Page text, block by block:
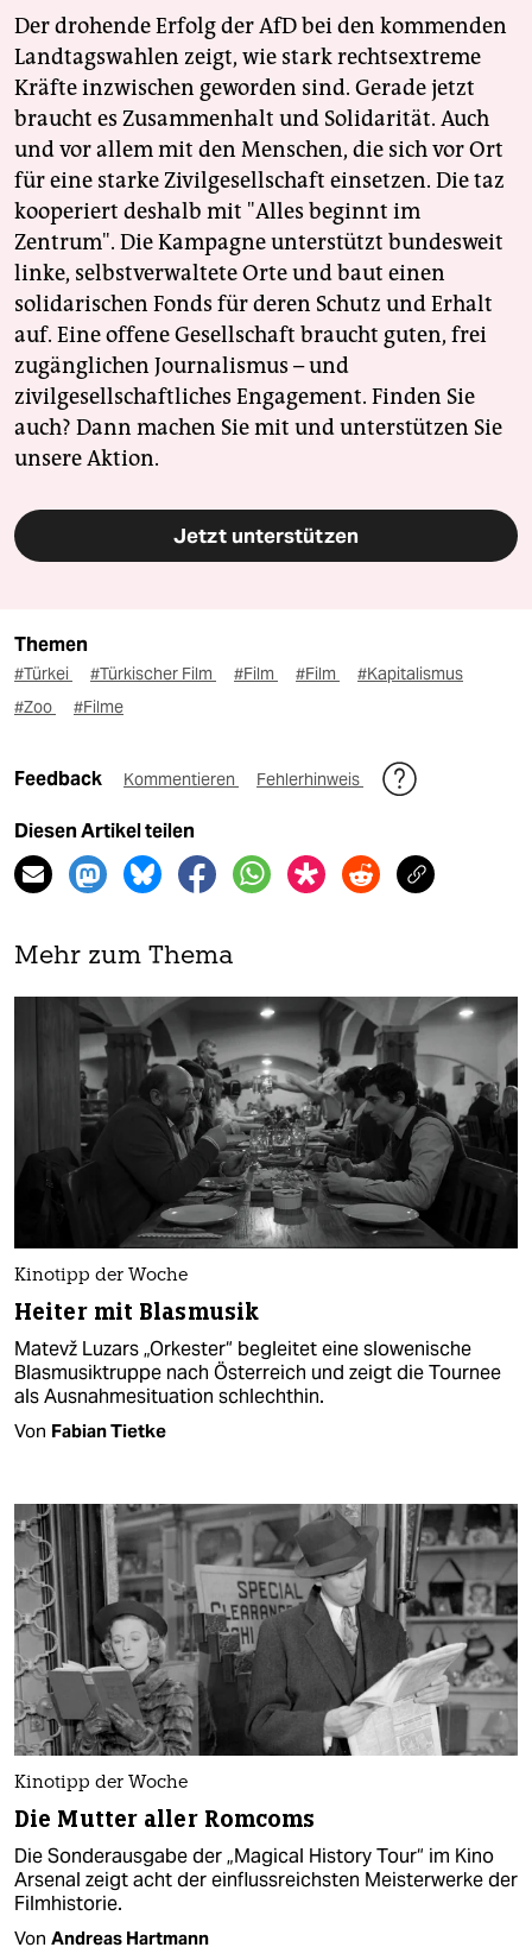
Der drohende Erfolg der AfD bei den kommenden
Landtagswahlen zeigt, wie stark rechtsextreme
Kräfte inzwischen geworden sind. Gerade jetzt
braucht es Zusammenhalt und Solidarität. Auch
und vor allem mit den Menschen, die sich vor Ort
für eine starke Zivilgesellschaft einsetzen. Die taz
kooperiert deshalb mit "Alles beginnt im
Zentrum". Die Kampagne unterstützt bundesweit
linke, selbstverwaltete Orte und baut einen
solidarischen Fonds für deren Schutz und Erhalt
auf. Eine offene Gesellschaft braucht guten, frei
zugänglichen Journalismus – und
zivilgesellschaftliches Engagement. Finden Sie
auch? Dann machen Sie mit und unterstützen Sie
unsere Aktion.
Jetzt unterstützen
Themen
#Türkei #Türkischer Film #Film #Film
#Kapitalismus
#Zoo
#Filme
Feedback Kommentieren Fehlerhinweis
Diesen Artikel teilen
Mehr zum Thema
Kinotipp der Woche
Heiter mit Blasmusik
Matevž Luzars „Orkester“ begleitet eine slowenische
Blasmusiktruppe nach Österreich und zeigt die Tournee
als Ausnahmesituation schlechthin.
Von Fabian Tietke
Kinotipp der Woche
Die Mutter aller Romcoms
Die Sonderausgabe der „Magical History Tour“ im Kino
Arsenal zeigt acht der einflussreichsten Meisterwerke der
Filmhistorie.
Von Andreas Hartmann